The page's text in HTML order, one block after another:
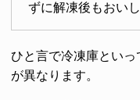
ずに解凍後もおい
ひと言で冷凍庫とい
が異なります。